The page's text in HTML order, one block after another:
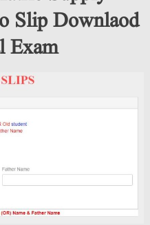
Slip Downlaod
Exam